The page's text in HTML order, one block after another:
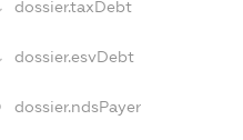
dossier.taxDebt
dossier.esvDebt
dossier.ndsPayer